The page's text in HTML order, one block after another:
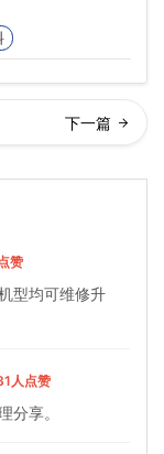
赞
型均可维修升
人点赞
分享。